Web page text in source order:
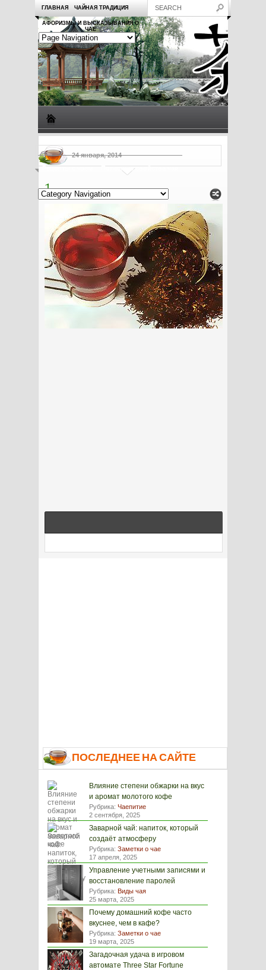
ГЛАВНАЯ ЧАЙНАЯ ТРАДИЦИЯ
АФОРИЗМЫ И ВЫСКАЗЫВАНИЯ О
ЧАЕ
Рецепты с чаем Полезные свойства чая
24 января, 2014
1
ПОСЛЕДНЕЕ НА САЙТЕ
Влияние степени обжарки на вкус
и аромат молотого кофе
Рубрика: Чаепитие
2 сентября, 2025
Заварной чай: напиток, который
создаёт атмосферу
Рубрика: Заметки о чае
17 апреля, 2025
Управление учетными записями и
восстановление паролей
Рубрика: Виды чая
25 марта, 2025
Почему домашний кофе часто
вкуснее, чем в кафе?
Рубрика: Заметки о чае
19 марта, 2025
Загадочная удача в игровом
автомате Three Star Fortune